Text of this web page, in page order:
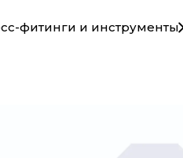
фитинги и инструменты